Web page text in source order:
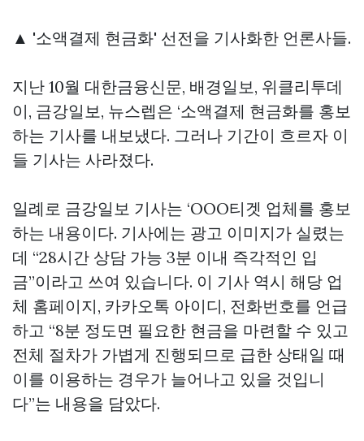
▲ '소액결제 현금화' 선전을 기사화한 언론사들.
지난 10월 대한금융신문, 배경일보, 위클리투데
이, 금강일보, 뉴스렙은 ‘소액결제 현금화를 홍보
하는 기사를 내보냈다. 그러나 기간이 흐르자 이
들 기사는 사라졌다.
일례로 금강일보 기사는 ‘OOO티겟 업체를 홍보
하는 내용이다. 기사에는 광고 이미지가 실렸는
데 “28시간 상담 가능 3분 이내 즉각적인 입
금”이라고 쓰여 있습니다. 이 기사 역시 해당 업
체 홈페이지, 카카오톡 아이디, 전화번호를 언급
하고 “8분 정도면 필요한 현금을 마련할 수 있고
전체 절차가 가볍게 진행되므로 급한 상태일 때
이를 이용하는 경우가 늘어나고 있을 것입니
다”는 내용을 담았다.